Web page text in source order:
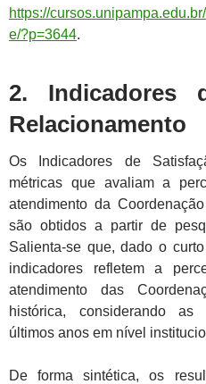
https://
e/?p=3644.
2. Indicadores
Relacionamento
Os Indicadores de
métricas que avaliam a
atendimento da
são obtidos a partir de
Salienta-se que, dado o
indicadores refletem a
atendimento das
histórica, considerando
últimos anos em nível
De forma sintética, os